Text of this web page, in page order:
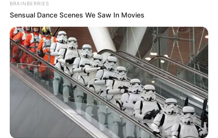
BRAINBERRIES
Sensual Dance Scenes We Saw In Movies